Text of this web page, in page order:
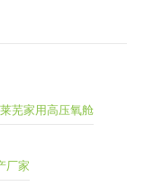
莱芜家用高压氧舱
厂家